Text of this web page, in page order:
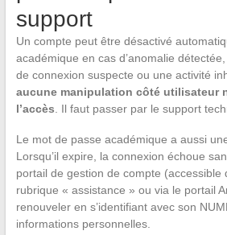
support
Un compte peut être désactivé
académique en cas d’anomalie
de connexion suspecte ou une activité
aucune manipulation côté utilisateur
l’accès . Il faut passer par le support
Le mot de passe académique a aussi
Lorsqu’il expire, la connexion échoue
portail de gestion de compte (accessible
rubrique « assistance » ou via le portail
renouveler en s’identifiant avec son
informations personnelles.